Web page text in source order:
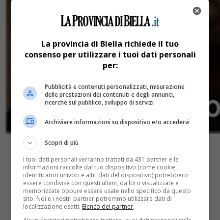
Share
Tweet
La provincia di Biella richiede il tuo
consenso per utilizzare i tuoi dati personali
per:
Pubblicità e contenuti personalizzati, misurazione
delle prestazioni dei contenuti e degli annunci,
ricerche sul pubblico, sviluppo di servizi
Archiviare informazioni su dispositivo e/o accedervi
Scopri di più
I tuoi dati personali verranno trattati da 431 partner e le
informazioni raccolte dal tuo dispositivo (come cookie,
identificatori univoci e altri dati del dispositivo) potrebbero
essere condivise con questi ultimi, da loro visualizzate e
memorizzate oppure essere usate nello specifico da questo
sito. Noi e i nostri partner potremmo utilizzare dati di
localizzazione esatti. Elenco dei partner.